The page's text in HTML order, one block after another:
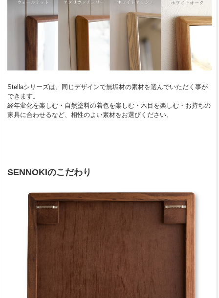
Stellaシリーズは、同じデザインで無垢材の素材を選んでいただく事が
できます。
経年変化を楽しむ・自然塗料の着色を楽しむ・木目を楽しむ・お持ちの
家具に合わせるなど、相性のよい素材をお選びください。
SENNOKIのこだわり